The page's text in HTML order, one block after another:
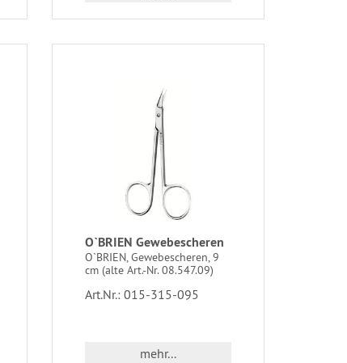
O`BRIEN Gewebescheren
O`BRIEN, Gewebescheren, 9
cm (alte Art.-Nr. 08.547.09)
Art.Nr.: 015-315-095
mehr...